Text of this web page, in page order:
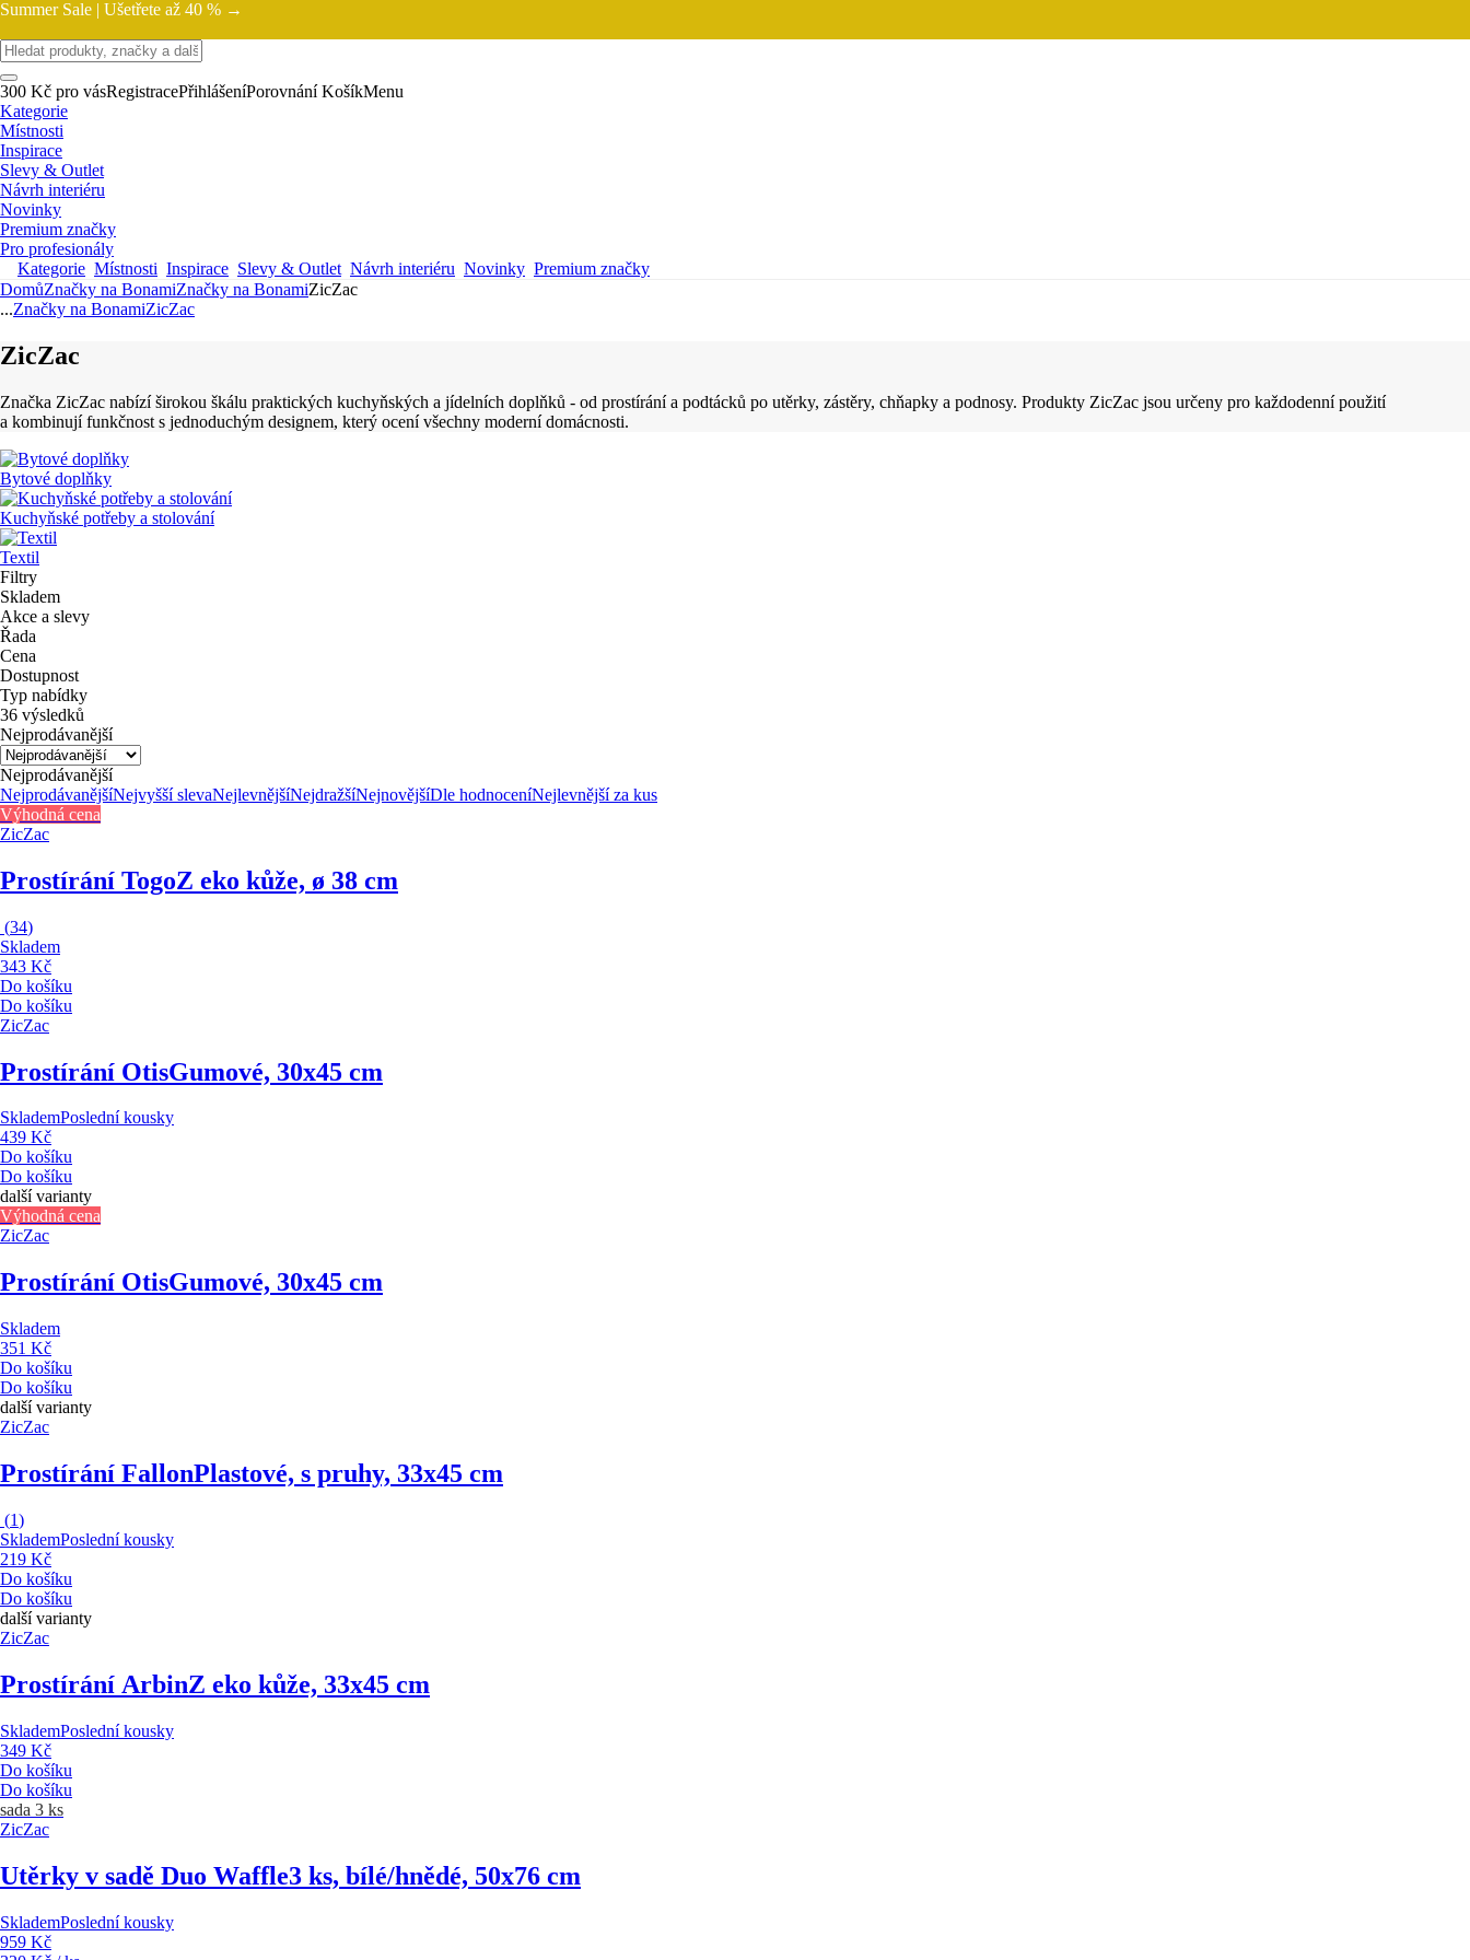
Summer Sale | Ušetřete až 40 % →
300 Kč pro vásRegistracePřihlášeníPorovnání KošíkMenu
Kategorie
Místnosti
Inspirace
Slevy & Outlet
Návrh interiéru
Novinky
Premium značky
Pro profesionály
Kategorie Místnosti Inspirace Slevy & Outlet Návrh interiéru Novinky Premium značky
DomůZnačky na BonamiZnačky na BonamiZicZac
...Značky na BonamiZicZac
ZicZac
Značka ZicZac nabízí širokou škálu praktických kuchyňských a jídelních doplňků - od prostírání a podtácků po utěrky, zástěry, chňapky a podnosy. Produkty ZicZac jsou určeny pro každodenní použití
a kombinují funkčnost s jednoduchým designem, který ocení všechny moderní domácnosti.
Bytové doplňky
Kuchyňské potřeby a stolování
Textil
Filtry
Skladem
Akce a slevy
Řada
Cena
Dostupnost
Typ nabídky
36 výsledků
Nejprodávanější
Nejprodávanější
NejprodávanějšíNejvyšší slevaNejlevnějšíNejdražšíNejnovějšíDle hodnoceníNejlevnější za kus
Výhodná cena
ZicZac
Prostírání TogoZ eko kůže, ø 38 cm
(34)
Skladem
343 Kč
Do košíku
Do košíku
ZicZac
Prostírání OtisGumové, 30x45 cm
SklademPoslední kousky
439 Kč
Do košíku
Do košíku
další varianty
Výhodná cena
ZicZac
Prostírání OtisGumové, 30x45 cm
Skladem
351 Kč
Do košíku
Do košíku
další varianty
ZicZac
Prostírání FallonPlastové, s pruhy, 33x45 cm
(1)
SklademPoslední kousky
219 Kč
Do košíku
Do košíku
další varianty
ZicZac
Prostírání ArbinZ eko kůže, 33x45 cm
SklademPoslední kousky
349 Kč
Do košíku
Do košíku
sada 3 ks
ZicZac
Utěrky v sadě Duo Waffle3 ks, bílé/hnědé, 50x76 cm
SklademPoslední kousky
959 Kč